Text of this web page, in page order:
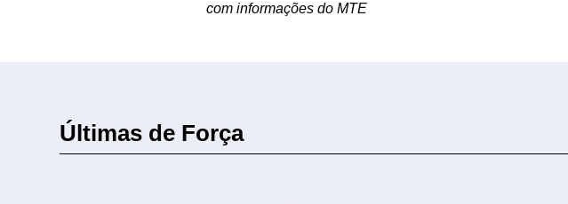
com informações do MTE
Últimas de Força